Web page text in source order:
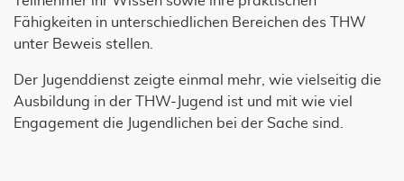
Fähigkeiten in unterschiedlichen Bereichen des THW
unter Beweis stellen.
Der Jugenddienst zeigte einmal mehr, wie vielseitig die
Ausbildung in der THW-Jugend ist und mit wie viel
Engagement die Jugendlichen bei der Sache sind.